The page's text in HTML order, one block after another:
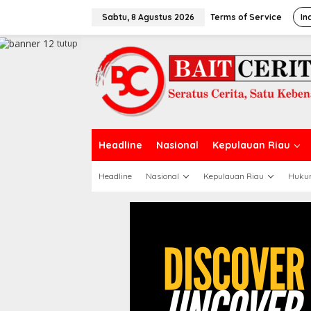
a
Sabtu, 8 Agustus 2026 Terms of Service
Headline Nasional Kepulauan Riau
Headline Nasional Kepulauan Riau
tutup